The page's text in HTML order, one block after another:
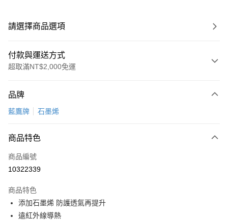
請選擇商品選項
付款與運送方式
超取滿NT$2,000免運
信用卡一次付款
LINE Pay
Apple Pay
Google Pay
全盈+PAY
品牌
藍鷹牌 石墨烯
商品特色
商品編號
10322339
商品特色
添加石墨烯 防護透氣再提升
遠紅外線導熱